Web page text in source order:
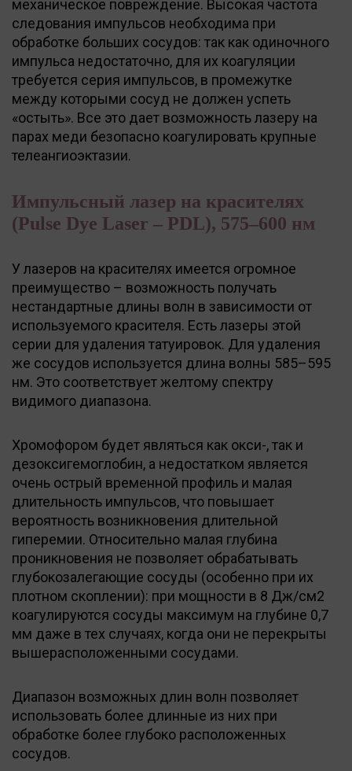
механическое повреждение. Высокая частота
следования импульсов необходима при
обработке больших сосудов: так как одиночного
импульса недостаточно, для их коагуляции
требуется серия импульсов, в промежутке
между которыми сосуд не должен успеть
«остыть». Все это дает возможность лазеру на
парах меди безопасно коагулировать крупные
телеангиоэктазии.
Импульсный лазер на красителях
(Pulse Dye Laser – PDL), 575–600 нм
У лазеров на красителях имеется огромное
преимущество – возможность получать
нестандартные длины волн в зависимости от
используемого красителя. Есть лазеры этой
серии для удаления татуировок. Для удаления
же сосудов используется длина волны 585–595
нм. Это соответствует желтому спектру
видимого диапазона.
Хромофором будет являться как окси-, так и
дезоксигемоглобин, а недостатком является
очень острый временной профиль и малая
длительность импульсов, что повышает
вероятность возникновения длительной
гиперемии. Относительно малая глубина
проникновения не позволяет обрабатывать
глубокозалегающие сосуды (особенно при их
плотном скоплении): при мощности в 8 Дж/см2
коагулируются сосуды максимум на глубине 0,7
мм даже в тех случаях, когда они не перекрыты
вышерасположенными сосудами.
Диапазон возможных длин волн позволяет
использовать более длинные из них при
обработке более глубоко расположенных
сосудов.